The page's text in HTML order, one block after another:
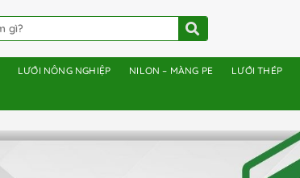
LƯỚI NÔNG NGHIỆP NILON – MÀNG PE LƯỚI THÉP